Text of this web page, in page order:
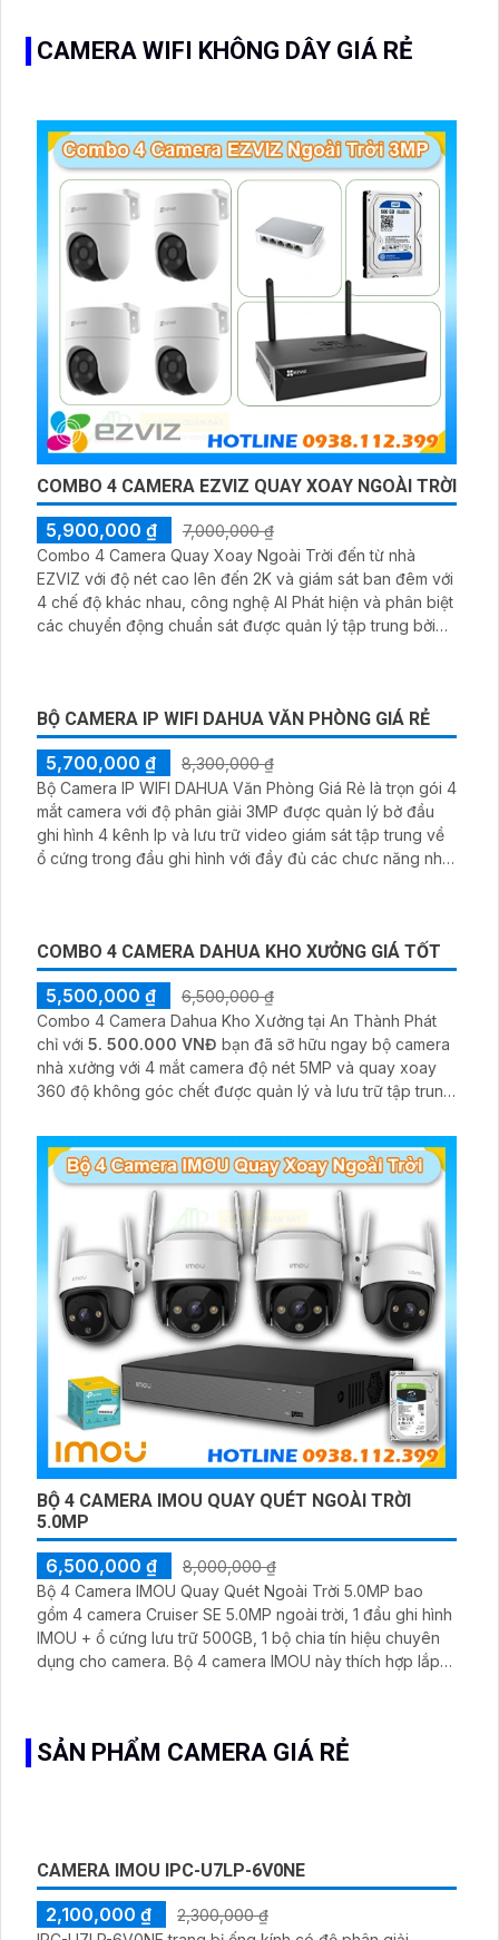
WizSense của Dahua được trang bị đèn kép đa tiêu cự
khe thẻ nhớ 512GB, cấp nguồn qua POE và dễ dàng lắp
đặt.
CAMERA WIFI KHÔNG DÂY GIÁ RẺ
Combo 4 Camera Quay Xoay Ngoài Trời đến từ nhà
EZVIZ với độ nét cao lên đến 2K và giám sát ban đêm với
4 chế độ khác nhau, công nghệ AI Phát hiện và phân biệt
các chuyển động chuẩn sát được quản lý tập trung bởi
đầu ghi hình IP WiFi
BỘ CAMERA IP WIFI DAHUA VĂN PHÒNG GIÁ RẺ
5,700,000 ₫
8,300,000 ₫
Bộ Camera IP WIFI DAHUA Văn Phòng Giá Rẻ là trọn gói 4
mắt camera với độ phân giải 3MP được quản lý bở đầu
ghi hình 4 kênh Ip và lưu trữ video giám sát tập trung về
ổ cứng trong đầu ghi hình với đầy đủ các chưc năng như
AI Phát hiện chuyển động, đàm thoại âm thanh 2 chiều và
giám sát có màu vào ban đêm
COMBO 4 CAMERA DAHUA KHO XƯỞNG GIÁ TỐT
nhà xưởng với 4 mắt camera độ nét 5MP và quay xoay
360 độ không góc chết được quản lý và lưu trữ tập trung
về đầu ghi hình ổ cứng hỗ trợ xem qua tivi